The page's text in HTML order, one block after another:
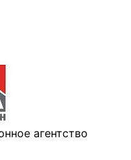
агентство